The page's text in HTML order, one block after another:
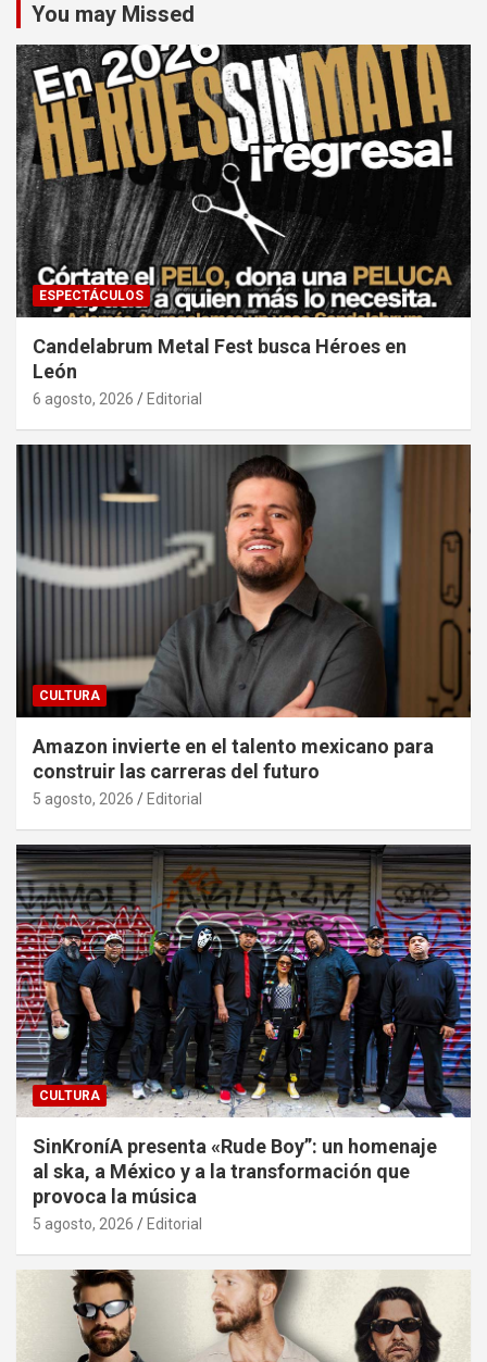
You may Missed
ESPECTÁCULOS
Candelabrum Metal Fest busca Héroes en
León
6 agosto, 2026 Editorial
CULTURA
Amazon invierte en el talento mexicano para
construir las carreras del futuro
5 agosto, 2026 Editorial
CULTURA
SinKroníA presenta «Rude Boy”: un homenaje
al ska, a México y a la transformación que
provoca la música
5 agosto, 2026 Editorial